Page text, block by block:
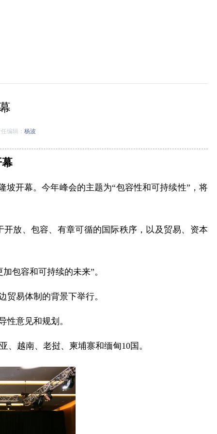
编辑： 杨波
坡开幕。今年峰会的主题为“包容性和可持续性”，将
放、包容、有章可循的国际秩序，以及贸易、资本
包容和可持续的未来”。
贸易体制的背景下举行。
性意见和规划。
越南、老挝、柬埔寨和缅甸10国。